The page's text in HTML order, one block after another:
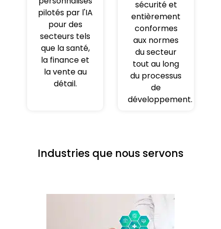
pilotés par l'IA
pour des
secteurs tels
que la santé,
la finance et
la vente au
détail.
sécurité et
entièrement
conformes
aux normes
du secteur
tout au long
du processus
de
développement.
Industries que nous servons